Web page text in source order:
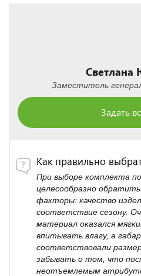
Светлана
Заместитель
Задать
Как правильно
При выборе комплекта
целесообразно
факторы: качество
соответствие сезону.
материал оказался
впитывать влагу, а
соответствовали
забывать о том, что
неотъемлемым